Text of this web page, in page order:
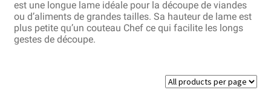
Demande de devis
Expédition le jour même
est une longue lame idéale pour la découpe de viandes
ou d’aliments de grandes tailles. Sa hauteur de lame est
plus petite qu’un couteau Chef ce qui facilite les longs
gestes de découpe.